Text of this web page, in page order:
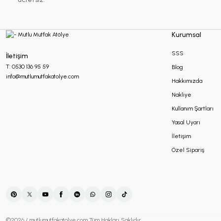
İletişim
T: 0530 136 95 59
info@mutlumutfakatolye.com
Kurumsal
SSS
Blog
Hakkımızda
Nakliye
Kullanım Şartları
Yasal Uyarı
İletişim
Özel Sipariş
Oda Kokusu Hediyelikleri
Sukulent Hediyelik